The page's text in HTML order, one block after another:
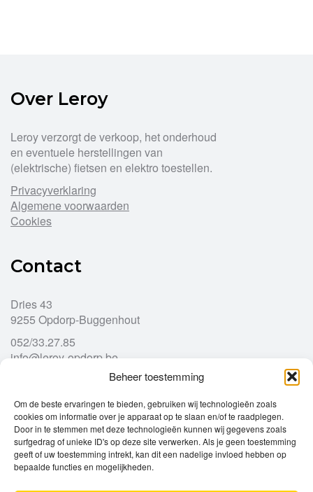
Beheer toestemming
Om de beste ervaringen te bieden, gebruiken wij technologieën zoals
cookies om informatie over je apparaat op te slaan en/of te raadplegen.
Door in te stemmen met deze technologieën kunnen wij gegevens zoals
surfgedrag of unieke ID's op deze site verwerken. Als je geen toestemming
geeft of uw toestemming intrekt, kan dit een nadelige invloed hebben op
bepaalde functies en mogelijkheden.
Over Leroy
Leroy verzorgt de verkoop, het onderhoud
en eventuele herstellingen van
(elektrische) fietsen en elektro toestellen.
Privacyverklaring
Algemene voorwaarden
Cookies
Contact
Dries 43
9255 Opdorp-Buggenhout
052/33.27.85
info@leroy-opdorp.be
Openingsuren
Ma
gesloten
Di
9u – 12u
13u – 18u00
Wo
9u – 12u
13u – 18u00
Do
9u – 12u 13u – 18u00